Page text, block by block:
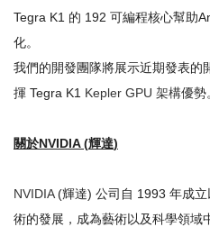
Tegra K1 的 192 可編程核心幫助
化。
我們的開發團隊將展示近期發表的
揮 Tegra K1 Kepler GPU 架構優勢
關於NVIDIA (輝達)
NVIDIA(輝達) 公司自 1993 年成
術的發展，成為藝術以及科學領域